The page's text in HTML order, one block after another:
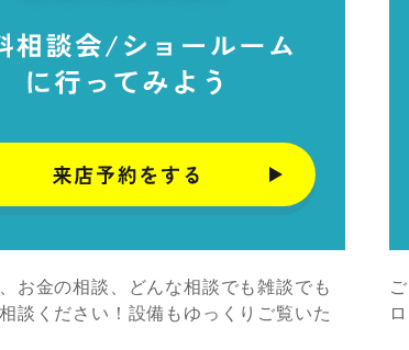
お金の相談、どんな相談でも雑談でも
談ください！設備もゆっくりご覧いた